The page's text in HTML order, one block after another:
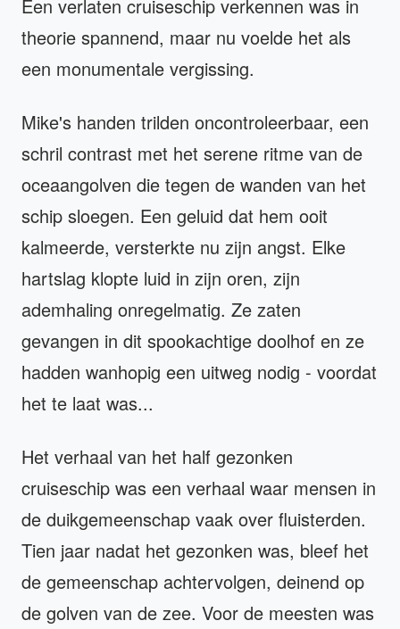
Een verlaten cruiseschip verkennen was in
theorie spannend, maar nu voelde het als
een monumentale vergissing.
Mike's handen trilden oncontroleerbaar, een
schril contrast met het serene ritme van de
oceaangolven die tegen de wanden van het
schip sloegen. Een geluid dat hem ooit
kalmeerde, versterkte nu zijn angst. Elke
hartslag klopte luid in zijn oren, zijn
ademhaling onregelmatig. Ze zaten
gevangen in dit spookachtige doolhof en ze
hadden wanhopig een uitweg nodig - voordat
het te laat was...
Het verhaal van het half gezonken
cruiseschip was een verhaal waar mensen in
de duikgemeenschap vaak over fluisterden.
Tien jaar nadat het gezonken was, bleef het
de gemeenschap achtervolgen, deinend op
de golven van de zee. Voor de meesten was